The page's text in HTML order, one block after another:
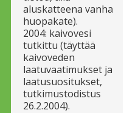
aluskatteena vanha
huopakate).
2004: kaivovesi
tutkittu (täyttää
kaivoveden
laatuvaatimukset ja
laatusuositukset,
tutkimustodistus
26.2.2004).